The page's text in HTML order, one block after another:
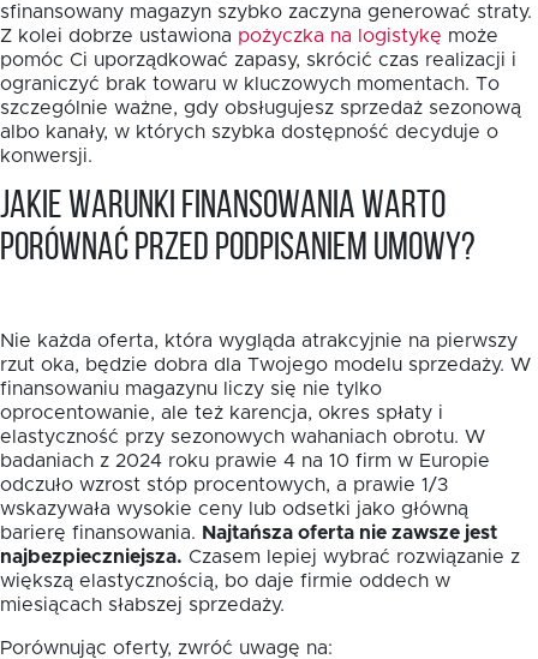
sfinansowany magazyn szybko zaczyna generować straty.
Z kolei dobrze ustawiona pożyczka na logistykę może
pomóc Ci uporządkować zapasy, skrócić czas realizacji i
ograniczyć brak towaru w kluczowych momentach. To
szczególnie ważne, gdy obsługujesz sprzedaż sezonową
albo kanały, w których szybka dostępność decyduje o
konwersji.
Jakie warunki finansowania warto
porównać przed podpisaniem umowy?
Nie każda oferta, która wygląda atrakcyjnie na pierwszy
rzut oka, będzie dobra dla Twojego modelu sprzedaży. W
finansowaniu magazynu liczy się nie tylko
oprocentowanie, ale też karencja, okres spłaty i
elastyczność przy sezonowych wahaniach obrotu. W
badaniach z 2024 roku prawie 4 na 10 firm w Europie
odczuło wzrost stóp procentowych, a prawie 1/3
wskazywała wysokie ceny lub odsetki jako główną
barierę finansowania. Najtańsza oferta nie zawsze jest
najbezpieczniejsza. Czasem lepiej wybrać rozwiązanie z
większą elastycznością, bo daje firmie oddech w
miesiącach słabszej sprzedaży.
Porównując oferty, zwróć uwagę na: